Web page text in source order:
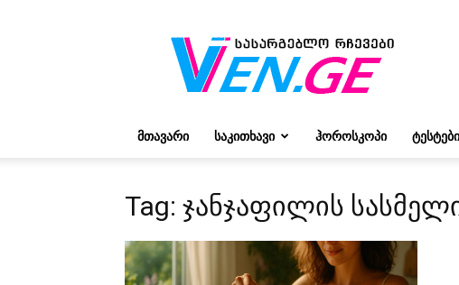
ვივიენისგან
ᲛᲗᲐᲕᲐᲠᲘ ᲡᲐᲙᲘᲗᲮᲐᲕᲘ ᲰᲝᲠᲝᲡᲙᲝᲞᲘ ᲢᲔᲡᲢᲔᲑᲘ
Tag: ჯანჯაფილის